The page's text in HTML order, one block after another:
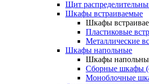
Щит
Шкафы встраиваемые
Шкафы
Пластиковые
Металлические
Шкафы напольные
Шкафы
Сборные шкафы
Моноблочные